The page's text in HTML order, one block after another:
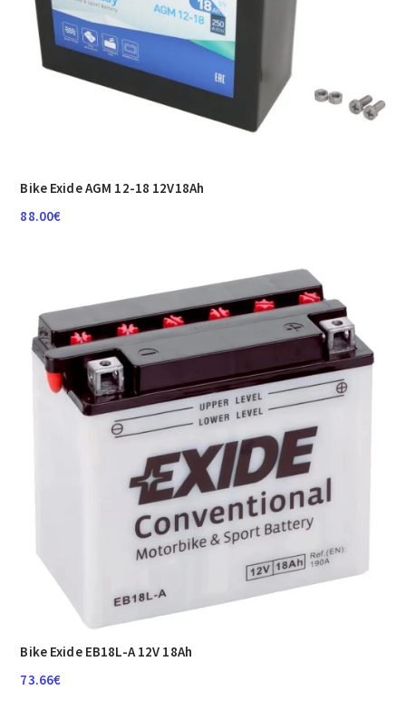
Bike Exide AGM 12-18 12V18Ah
88.00€
Bike Exide EB18L-A 12V 18Ah
73.66€